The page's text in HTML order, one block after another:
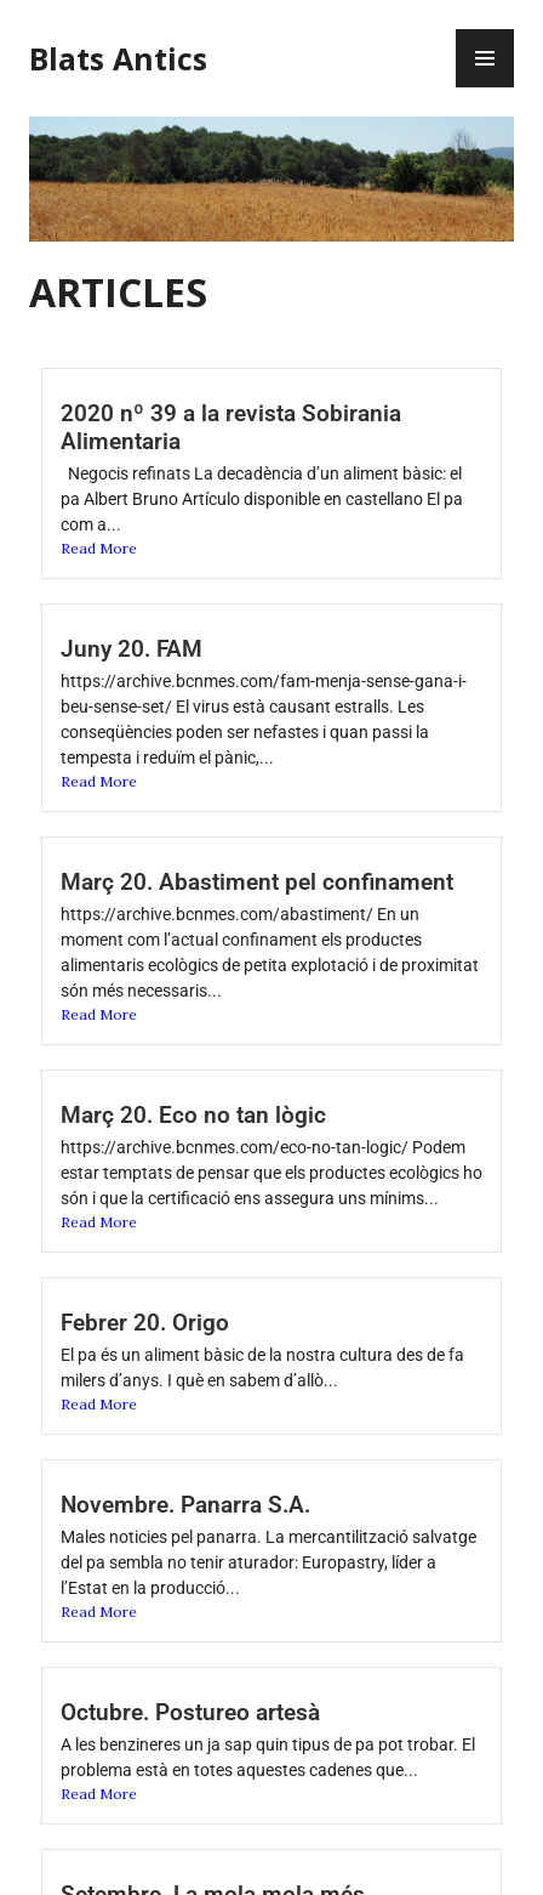
Blats Antics
ARTICLES
2020 nº 39 a la revista Sobirania
Alimentaria
Negocis refinats La decadència d’un aliment bàsic: el
pa Albert Bruno Artículo disponible en castellano El pa
com a...
Read More
Juny 20. FAM
https://archive.bcnmes.com/fam-menja-sense-gana-i-
beu-sense-set/ El virus està causant estralls. Les
conseqüències poden ser nefastes i quan passi la
tempesta i reduïm el pànic,...
Read More
Març 20. Abastiment pel confinament
https://archive.bcnmes.com/abastiment/ En un
moment com l’actual confinament els productes
alimentaris ecològics de petita explotació i de proximitat
són més necessaris...
Read More
Març 20. Eco no tan lògic
https://archive.bcnmes.com/eco-no-tan-logic/ Podem
estar temptats de pensar que els productes ecològics ho
són i que la certificació ens assegura uns mínims...
Read More
Febrer 20. Origo
El pa és un aliment bàsic de la nostra cultura des de fa
milers d’anys. I què en sabem d’allò...
Read More
Novembre. Panarra S.A.
Males noticies pel panarra. La mercantilització salvatge
del pa sembla no tenir aturador: Europastry, líder a
l’Estat en la producció...
Read More
Octubre. Postureo artesà
A les benzineres un ja sap quin tipus de pa pot trobar. El
problema està en totes aquestes cadenes que...
Read More